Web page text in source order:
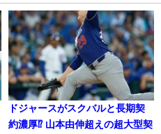
ドジャースがスクバルと長期契
約濃厚⁉︎ 山本由伸超えの超大型契